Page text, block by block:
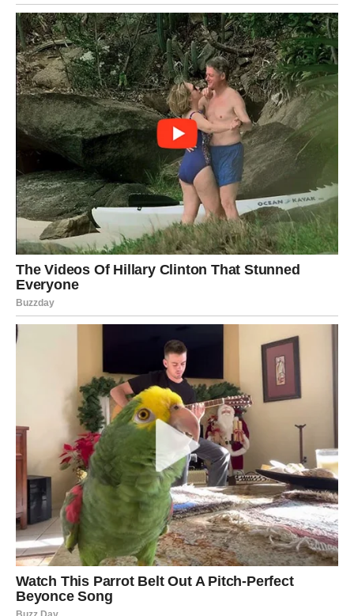
Život vam vraća ravnotežu i mir
Pred vama su veoma važni trenuci sreće.
VODOLIJA
Zvijezde vam donose neočekivanu priliku ili vijest koja bi
vam mogla potpuno promijeniti budućnost.
Jedna želja sada postaje stvarnost mnogo brže nego što
očekujete.
Veliko iznenađenje ulazi u vaš
život
Pred vama su veoma posebni trenuci.
Ribe ulaze u jedan od najnježnijih i najljepših perioda
života.
Ljubav, pažnja i osjećaj sigurnosti konačno postaju dio
vaše svakodnevice.
Duša konačno pronalazi ono što
je dugo tražila